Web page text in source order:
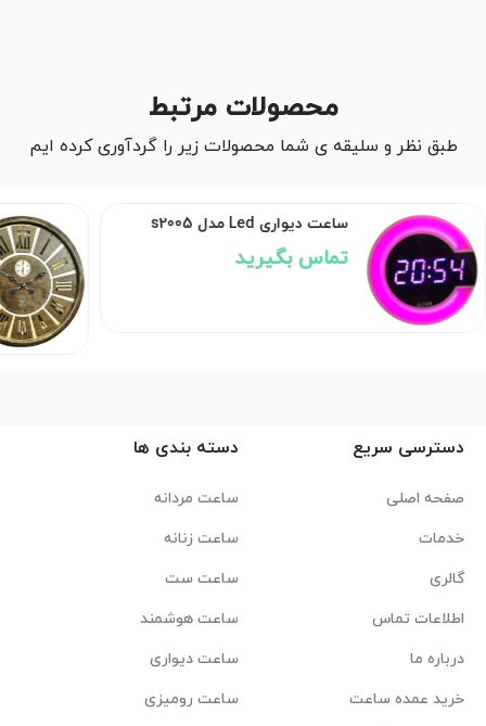
محصولات مرتبط
طبق نظر و سلیقه ی شما محصولات زیر را گردآوری کرده ایم
ساعت دیواری چوبی ورتیچ مدل
1984
دسترسی سریع
صفحه اصلی
خدمات
گالری
اطلاعات تماس
درباره ما
خرید عمده ساعت
دسته بندی ها
ساعت مردانه
ساعت زنانه
ساعت ست
ساعت هوشمند
ساعت دیواری
ساعت رومیزی